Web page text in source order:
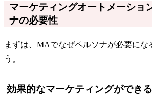
マーケティングオートメーショ
ナの必要性
まずは、MAでなぜペルソナが必要にな
う。
効果的なマーケティングができる